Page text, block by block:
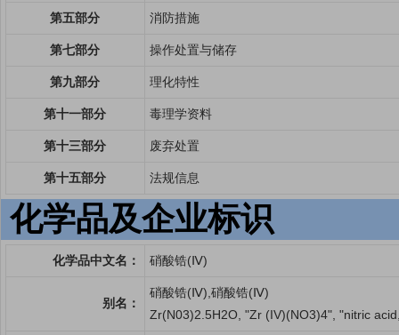
第五部分 消防措施
第七部分 操作处置与储存
第九部分 理化特性
第十一部分 毒理学资料
第十三部分 废弃处置
第十五部分 法规信息
化学品及企业标识
化学品中文名： 硝酸锆(Ⅳ)
别名：
硝酸锆(Ⅳ),硝酸锆(Ⅳ)
Zr(N03)2.5H2O, "Zr (IV)(NO3)4", "nitric